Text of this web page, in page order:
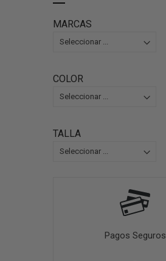
MARCAS
COLOR
TALLA
Pagos Seguros